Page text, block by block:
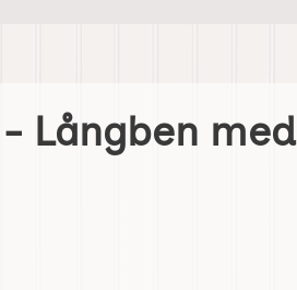
julkrans som favorit
Långben med
Jul - Långben med julkrans